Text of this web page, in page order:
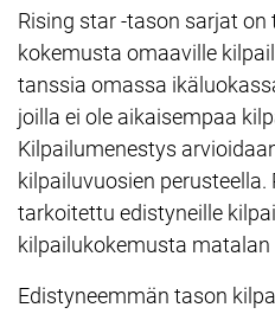
Rising star -tason sarjat
kokemusta omaaville
tanssia omassa
joilla ei ole aikaisempaa
Kilpailumenestys
kilpailuvuosien perusteella.
tarkoitettu edistyneille
kilpailukokemusta
Edistyneemmän tason